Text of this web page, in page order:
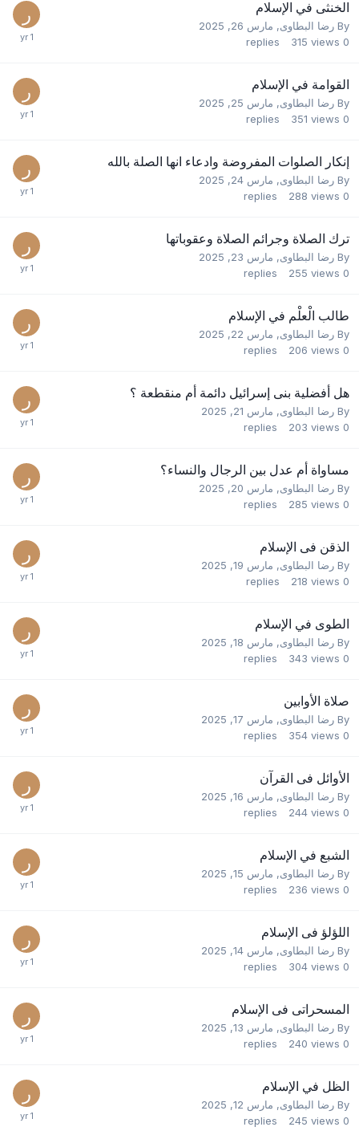
الخنثى في الإسلام
By رضا البطاوى, مارس 26, 2025
0
replies 315 views
القوامة في الإسلام
By رضا البطاوى, مارس 25, 2025
0
replies 351 views
إنكار الصلوات المفروضة وادعاء انها الصلة بالله
By رضا البطاوى, مارس 24, 2025
0
replies 288 views
ترك الصلاة وجرائم الصلاة وعقوباتها
By رضا البطاوى, مارس 23, 2025
0
replies 255 views
طالب الْعلْم في الإسلام
By رضا البطاوى, مارس 22, 2025
0
replies 206 views
هل أفضلية بنى إسرائيل دائمة أم منقطعة ؟
By رضا البطاوى, مارس 21, 2025
0
replies 203 views
مساواة أم عدل بين الرجال والنساء؟
By رضا البطاوى, مارس 20, 2025
0
replies 285 views
الذقن فى الإسلام
By رضا البطاوى, مارس 19, 2025
0
replies 218 views
الطوى في الإسلام
By رضا البطاوى, مارس 18, 2025
0
replies 343 views
صلاة الأوابين
By رضا البطاوى, مارس 17, 2025
0
replies 354 views
الأوائل فى القرآن
By رضا البطاوى, مارس 16, 2025
0
replies 244 views
الشبع في الإسلام
By رضا البطاوى, مارس 15, 2025
0
replies 236 views
اللؤلؤ فى الإسلام
By رضا البطاوى, مارس 14, 2025
0
replies 304 views
المسحراتى فى الإسلام
By رضا البطاوى, مارس 13, 2025
0
replies 240 views
الظل في الإسلام
By رضا البطاوى, مارس 12, 2025
0
replies 245 views